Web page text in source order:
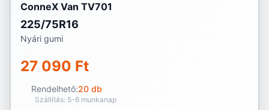
ConneX Van TV701
225/75R16
Nyári gumi
27 090 Ft
Rendelhető:20 db
Szállítás: 5-6 munkanap